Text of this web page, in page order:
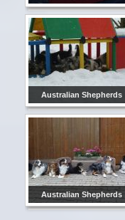
Australian Shepherds
Australian Shepherds